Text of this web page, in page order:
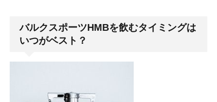
バルクスポーツHMBを飲むタイミングは
いつがベスト？